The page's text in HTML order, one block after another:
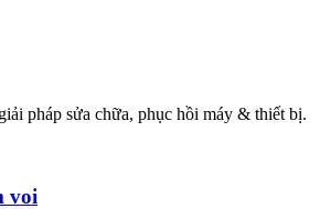
pháp sửa chữa, phục hồi máy & thiết bị.
voi